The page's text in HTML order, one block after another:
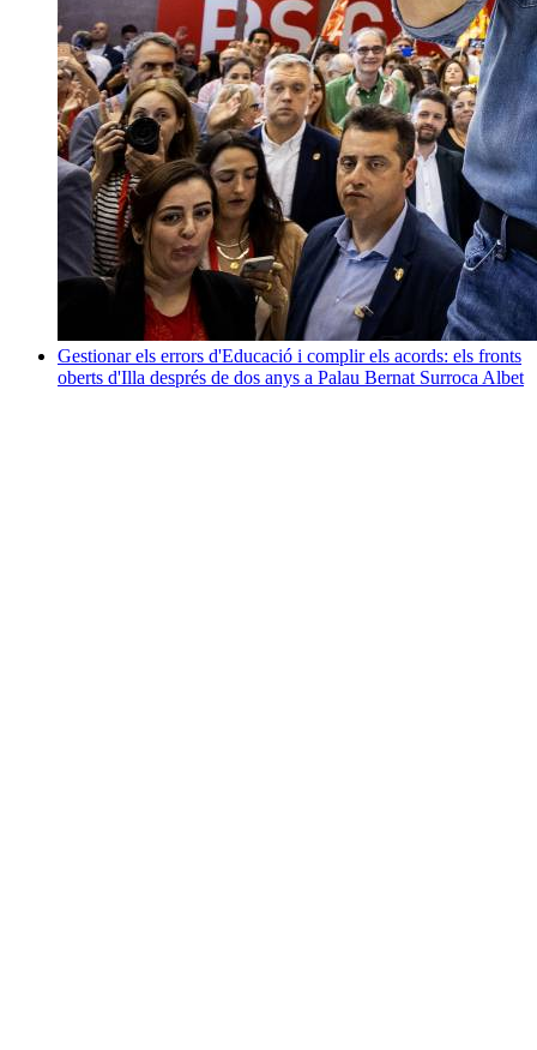
Gestionar els errors d'Educació i complir els acords: els fronts
oberts d'Illa després de dos anys a Palau Bernat Surroca Albet